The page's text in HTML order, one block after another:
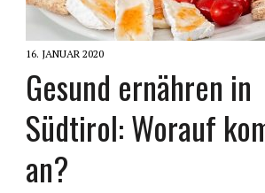
16. JANUAR 2020
Gesund ernähren in
Südtirol: Worauf
an?